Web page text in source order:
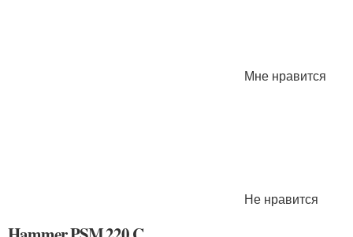
Мне нравится
Не нравится